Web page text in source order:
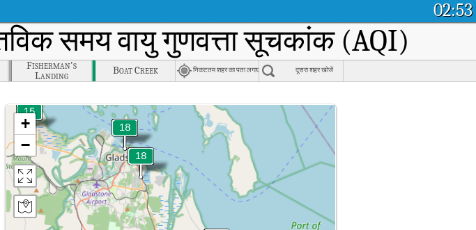
02:53
समय वायु गुणवत्ता सूचकांक (AQI)
Fisherman's
Landing
Boat Creek निकटतम शहर का पता लगाएं दूसरा शहर खोजें
+
−